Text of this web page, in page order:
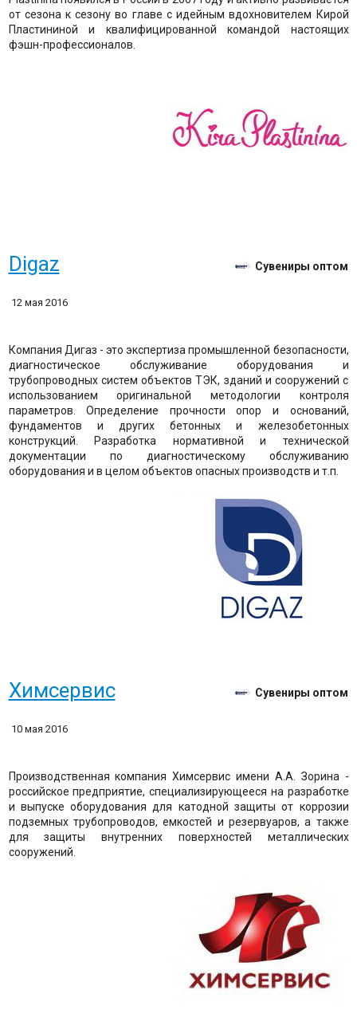
от сезона к сезону во главе с идейным вдохновителем Кирой
Пластининой и квалифицированной командой настоящих
фэшн-профессионалов.
Digaz Сувениры оптом
12 мая 2016
Компания Дигаз - это экспертиза промышленной безопасности,
диагностическое обслуживание оборудования и
трубопроводных систем объектов ТЭК, зданий и сооружений с
использованием оригинальной методологии контроля
параметров. Определение прочности опор и оснований,
фундаментов и других бетонных и железобетонных
конструкций. Разработка нормативной и технической
документации по диагностическому обслуживанию
оборудования и в целом объектов опасных производств и т.п.
Химсервис Сувениры оптом
10 мая 2016
Производственная компания Химсервис имени А.А. Зорина -
российское предприятие, специализирующееся на разработке
и выпуске оборудования для катодной защиты от коррозии
подземных трубопроводов, емкостей и резервуаров, а также
для защиты внутренних поверхностей металлических
сооружений.